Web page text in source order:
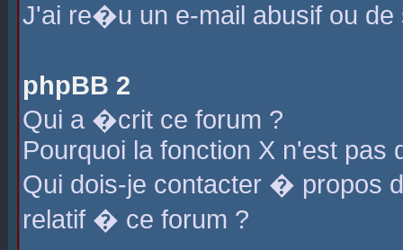
J'ai re�u un e-mail abusif ou de
phpBB 2
Qui a �crit ce forum ?
Pourquoi la fonction X n'est pas
Qui dois-je contacter � propos
relatif � ce forum ?